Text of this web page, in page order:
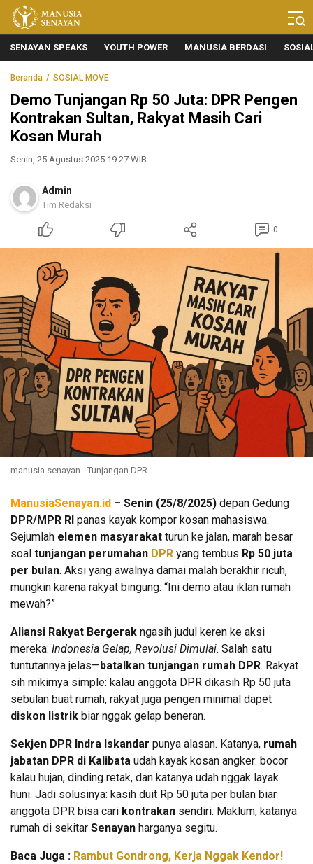
Manusia Senayan
Manusia Bicara, Senayan Bersuara
SENAYAN SPEAKS YOUTH POWER MANUSIA BERDASI
Beranda SOSIAL MOVE
Demo Tunjangan Rp 50 Juta: DPR Pengen
Kontrakan Sultan, Rakyat Masih Cari
Kosan Murah
Senin, 25 Agustus 2025 19:27 WIB
Admin
Tim Redaksi
0
manusia senayan - Tunjangan DPR
ManusiaSenayan.id – Senin (25/8/2025) depan Gedung
DPR/MPR RI panas kayak kompor kosan mahasiswa.
Sejumlah elemen masyarakat turun ke jalan, marah besar
soal tunjangan perumahan DPR yang tembus Rp 50 juta
per bulan. Aksi yang awalnya damai malah berakhir ricuh,
mungkin karena rakyat bingung: “Ini demo atau iklan rumah
mewah?”
Aliansi Rakyat Bergerak ngasih judul keren ke aksi
mereka: Indonesia Gelap, Revolusi Dimulai. Salah satu
tuntutannya jelas—batalkan tunjangan rumah DPR. Rakyat
sih mikirnya simple: kalau anggota DPR dikasih Rp 50 juta
sebulan buat rumah, rakyat juga pengen minimal dapet
diskon listrik biar nggak gelap beneran.
Sekjen DPR Indra Iskandar punya alasan. Katanya, rumah
jabatan DPR di Kalibata udah kayak kosan angker: bocor
kalau hujan, dinding retak, dan katanya udah nggak layak
huni. Jadi solusinya: kasih duit Rp 50 juta per bulan biar
anggota DPR bisa cari kontrakan sendiri. Maklum, katanya
rumah di sekitar Senayan harganya segitu.
Baca Juga : Rambut Gondrong, Kerja Nggak Kendor!